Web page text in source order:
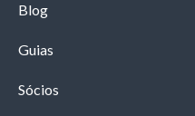
Blog
Guias
Sócios